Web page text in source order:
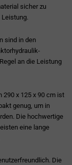
sicher zu
sind in den
an die Leistung
290 x 125 x 90 cm ist
genug, um in
Die hochwertige
eine lange
Die